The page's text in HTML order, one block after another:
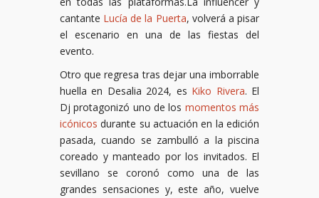
cantante Lucía de la Puerta, volverá a pisar
el escenario en una de las fiestas del
evento.
Otro que regresa tras dejar una imborrable
huella en Desalia 2024, es Kiko Rivera. El
Dj protagonizó uno de los momentos más
icónicos durante su actuación en la edición
pasada, cuando se zambulló a la piscina
coreado y manteado por los invitados. El
sevillano se coronó como una de las
grandes sensaciones y, este año, vuelve